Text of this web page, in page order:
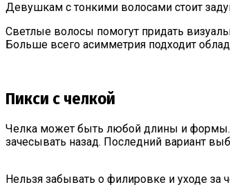
Девушкам с тонкими волосами стоит
Светлые волосы помогут придать
Больше всего асимметрия подходит
Пикси с челкой
Челка может быть любой длины и формы.
зачесывать назад. Последний вариант
Нельзя забывать о филировке и уходе